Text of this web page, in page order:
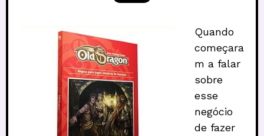
Quando
começara
m a falar
sobre
esse
negócio
de fazer